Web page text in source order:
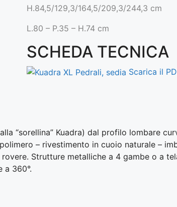
H.84,5/129,3/164,5/209,3/244,3 cm
L.80 – P.35 – H.74 cm
SCHEDA TECNICA
Scarica il
“sorellina” Kuadra) dal profilo lombare
– rivestimento in cuoio naturale –
Strutture metalliche a 4 gambe o a
a 360°.